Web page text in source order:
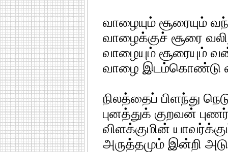
வாழையும் சூரையும்
வாழைக்குச் சூரை
வாழையும் சூரையும்
வாழை இடம்கொண்டு
நிலத்தைப் பிளந்து
புனத்துக் குறவன்
விளக்குமின்
அருத்தமும் இன்றி